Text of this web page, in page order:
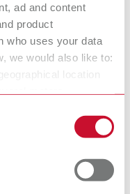
ad and content
product
who uses your data
we would also like to:
location
data is processed
section. You can
time from the
für die
Workflow effizient